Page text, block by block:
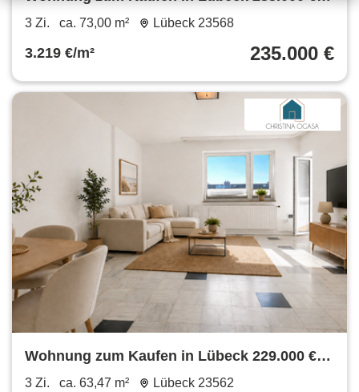
73 m²
3 Zi. ca. 73,00 m² Lübeck 23568
3.219 €/m² 235.000 €
Wohnung zum Kaufen in Lübeck 229.000 €
63.47 m²
3 Zi. ca. 63,47 m² Lübeck 23562